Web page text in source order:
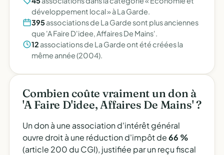
développement local » à La Garde.
395associations de La Garde sont plus anciennes
que 'A Faire D'idee, Affaires De Mains'.
12 associations de La Garde ont été créées la
même année (2004).
Combien coûte vraiment un don à
'A Faire D'idee, Affaires De Mains' ?
Un don à une association d'intérêt général
ouvre droit à une réduction d'impôt de66 %
(article 200 du CGI), justifiée par un reçu fiscal